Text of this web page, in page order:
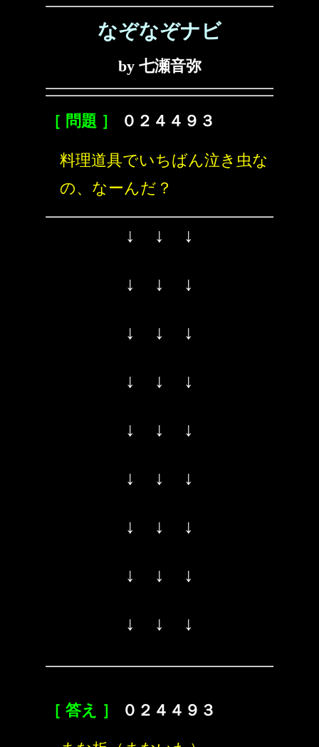
なぞなぞナビ
by 七瀬音弥
［ 問題 ］ ０２４４９３
料理道具でいちばん泣き虫な
の、なーんだ？
↓ ↓ ↓
↓ ↓ ↓
↓ ↓ ↓
↓ ↓ ↓
↓ ↓ ↓
↓ ↓ ↓
↓ ↓ ↓
↓ ↓ ↓
↓ ↓ ↓
［ 答え ］ ０２４４９３